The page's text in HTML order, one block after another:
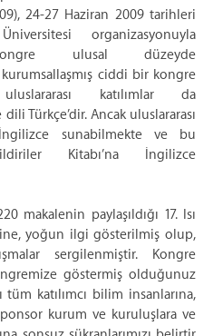
24-27 Haziran 2009 tarihleri
organizasyonuyla
ulusal düzeyde
ciddi bir kongre
katılımlar da
Türkçe’dir. Ancak uluslararası
İngilizce sunabilmekte ve bu
Kitabı’na İngilizce
makalenin paylaşıldığı 17. Isı
yoğun ilgi gösterilmiş olup,
sergilenmiştir. Kongre
göstermiş olduğunuz
katılımcı bilim insanlarına,
kurum ve kuruluşlara ve